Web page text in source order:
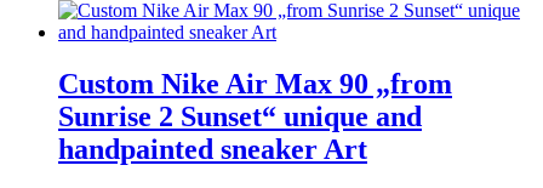
Custom Nike Air Max 90 „from
Sunrise 2 Sunset“ unique and
handpainted sneaker Art